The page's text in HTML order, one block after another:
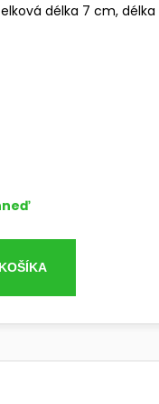
délka 7 cm, délka